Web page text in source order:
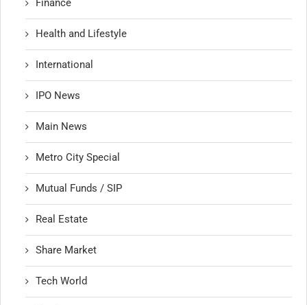
Finance
Health and Lifestyle
International
IPO News
Main News
Metro City Special
Mutual Funds / SIP
Real Estate
Share Market
Tech World